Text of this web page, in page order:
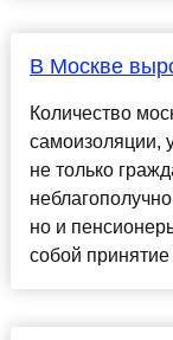
В Москве
Количество
самоизоляции,
не только
но и
собой